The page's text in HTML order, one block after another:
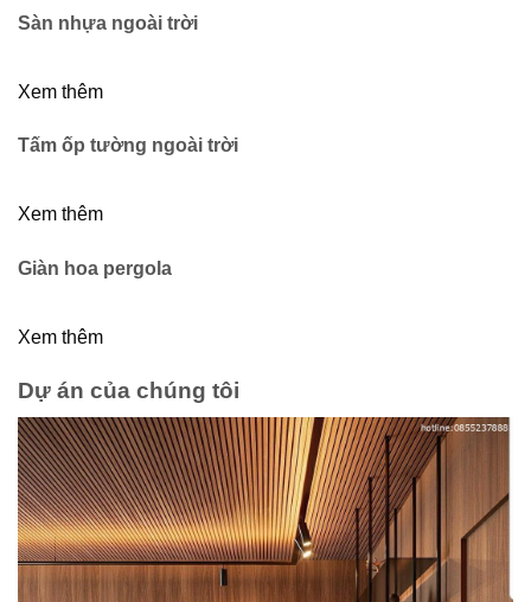
Sàn nhựa ngoài trời
Xem thêm
Tấm ốp tường ngoài trời
Xem thêm
Giàn hoa pergola
Xem thêm
Dự án của chúng tôi